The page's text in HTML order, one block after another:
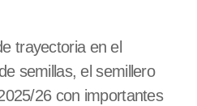
trayectoria en el
semillas, el semillero
26 con importantes